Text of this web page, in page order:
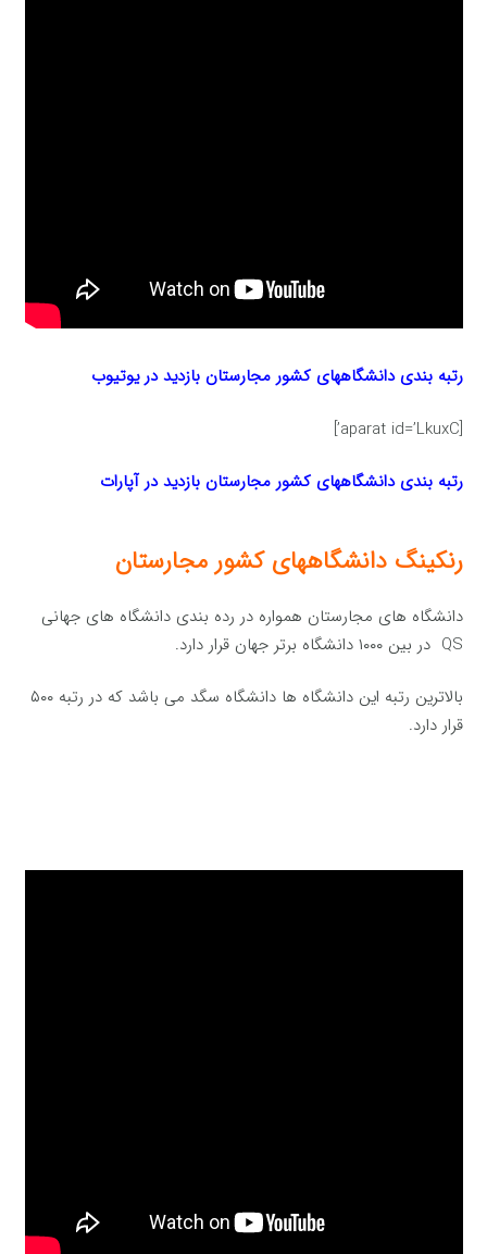
رتبه بندی دانشگاههای کشور مجارستان بازدید در یوتیوب
[aparat id=’LkuxC’]
رتبه بندی دانشگاههای کشور مجارستان بازدید در آپارات
رنکینگ دانشگاههای کشور مجارستان
دانشگاه های مجارستان همواره در رده بندی دانشگاه های جهانی
QS در بین ۱۰۰۰ دانشگاه برتر جهان قرار دارد.
بالاترین رتبه این دانشگاه ها دانشگاه سگد می باشد که در رتبه ۵۰۰
قرار دارد.